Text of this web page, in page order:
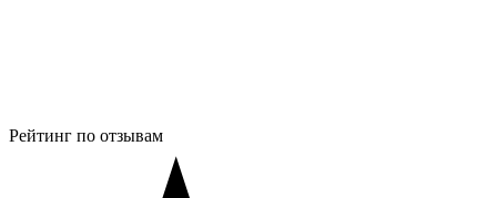
Рейтинг по отзывам